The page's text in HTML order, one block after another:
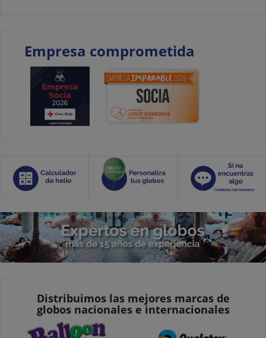
Empresa comprometida
Distribuimos las mejores marcas de
globos nacionales e internacionales